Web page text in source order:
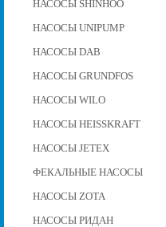
НАСОСЫ SHINHOO
НАСОСЫ UNIPUMP
НАСОСЫ DAB
НАСОСЫ GRUNDFOS
НАСОСЫ WILO
НАСОСЫ HEISSKRAFT
НАСОСЫ JETEX
ФЕКАЛЬНЫЕ НАСОСЫ
НАСОСЫ ZOTA
НАСОСЫ РИДАН